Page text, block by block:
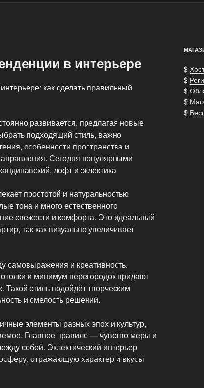
в интерьере
как сделать правильный
развивается, предлагая новые
подходящий стиль, важно
особенности пространства и
Сегодня популярными
лофт и эклектика.
простотой и натуральностью
тона и много естественного
свежести и комфорта. Это идеальный
так как визуально увеличивает
самовыражения и креативность.
и минимум перегородок придают
стиль подойдёт творческим
и смелость решений.
элементы разных эпох и культур,
Главное правило — чувство меры и
собой. Эклектический интерьер
отражающую характер и вкусы
$
$
$
$
$